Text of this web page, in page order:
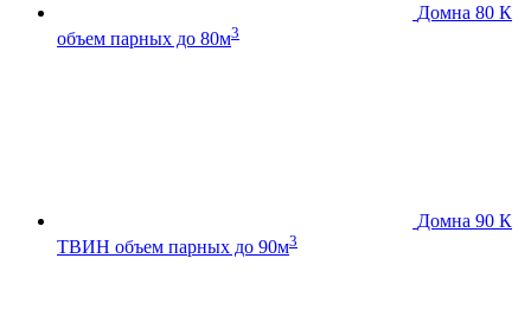
Домна 80 К
объем парных до 80м3
Домна 90 К
ТВИН объем парных до 90м3